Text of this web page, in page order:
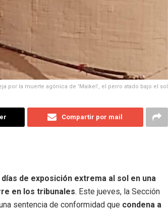
por la muerte agónica de 'Maikel', el perro atado bajo el sol
Compartir por mail
de exposición extrema al sol en una
en los tribunales. Este jueves, la Sección
sentencia de conformidad que condena a